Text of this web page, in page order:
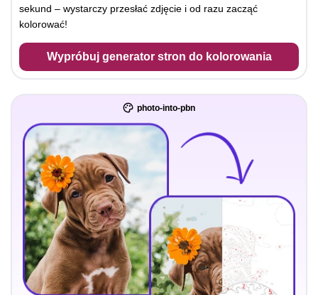
sekund – wystarczy przesłać zdjęcie i od razu zacząć
kolorować!
Wypróbuj generator stron do kolorowania
photo-into-pbn